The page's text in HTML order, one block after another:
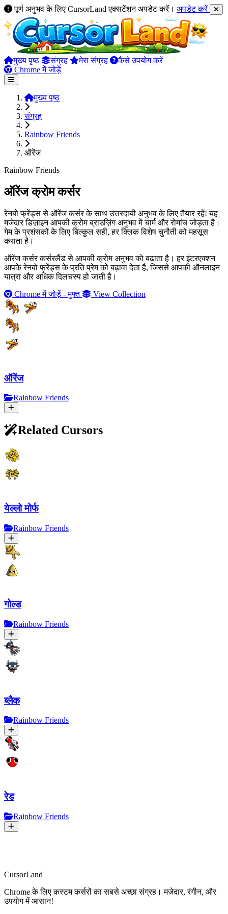
पूर्ण अनुभव के लिए CursorLand एक्सटेंशन अपडेट करें। अपडेट करें
मुख्य पृष्ठ संग्रह मेरा संग्रह
कैसे उपयोग करें
Chrome में जोड़ें
मुख्य पृष्ठ
संग्रह
Rainbow Friends
ऑरेंज
Rainbow Friends
ऑरेंज क्रोम कर्सर
रेनबो फ्रेंड्स से ऑरेंज कर्सर के साथ उत्तरदायी अनुभव के लिए तैयार रहें! यह
मजेदार डिज़ाइन आपकी क्रोम ब्राउज़िंग अनुभव में चार्म और रोमांच जोड़ता है।
गेम के प्रशंसकों के लिए बिल्कुल सही, हर क्लिक विशेष चुनौती को महसूस
कराता है।
ऑरेंज कर्सर कर्सरलैंड से आपकी क्रोम अनुभव को बढ़ाता है। हर इंटरएक्शन
आपके रेनबो फ्रेंड्स के प्रति प्रेम को बढ़ावा देता है, जिससे आपकी ऑनलाइन
यात्रा और अधिक दिलचस्प हो जाती है।
Chrome में जोड़ें - मुफ्त
View Collection
ऑरेंज
Rainbow Friends
Related Cursors
येल्लो मोर्फ
Rainbow Friends
गोल्ड
Rainbow Friends
ब्लैक
Rainbow Friends
रेड
Rainbow Friends
CursorLand
Chrome के लिए कस्टम कर्सरों का सबसे अच्छा संग्रह। मजेदार, रंगीन, और
उपयोग में आसान!